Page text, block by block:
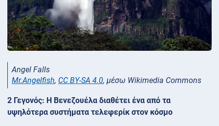
Angel Falls
Mr.Angelfish, CC BY-SA 4.0, μέσω Wikimedia Commons
2 Γεγονός: Η Βενεζουέλα διαθέτει ένα από τα
υψηλότερα συστήματα τελεφερίκ στον κόσμο